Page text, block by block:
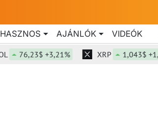
HASZNOS AJÁNLÓK VIDEÓK
76,23$ +3,21% XRP 1,043$ +1,52%